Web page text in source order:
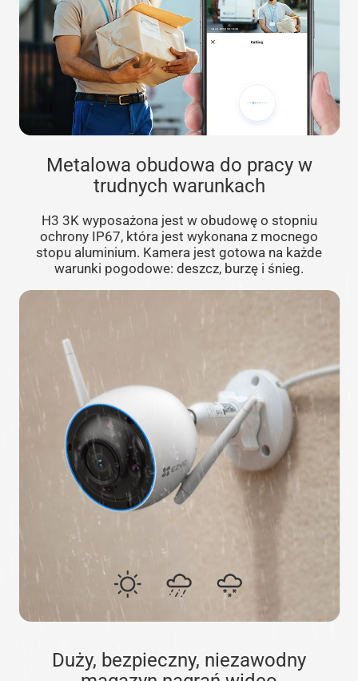
Metalowa obudowa do pracy w
trudnych warunkach
H3 3K wyposażona jest w obudowę o stopniu
ochrony IP67, która jest wykonana z mocnego
stopu aluminium. Kamera jest gotowa na każde
warunki pogodowe: deszcz, burzę i śnieg.
Duży, bezpieczny, niezawodny